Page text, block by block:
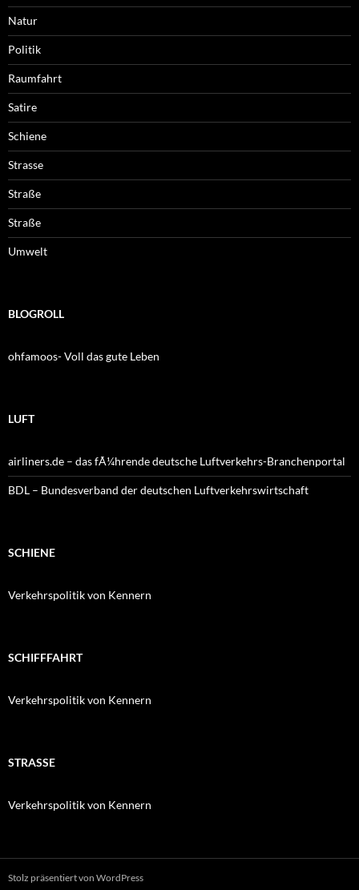
Natur
Politik
Raumfahrt
Satire
Schiene
Strasse
Straße
Straße
Umwelt
BLOGROLL
ohfamoos- Voll das gute Leben
LUFT
airliners.de – das fÃ¼hrende deutsche Luftverkehrs-Branchenportal
BDL – Bundesverband der deutschen Luftverkehrswirtschaft
SCHIENE
Verkehrspolitik von Kennern
SCHIFFFAHRT
Verkehrspolitik von Kennern
STRASSE
Verkehrspolitik von Kennern
Stolz präsentiert von WordPress